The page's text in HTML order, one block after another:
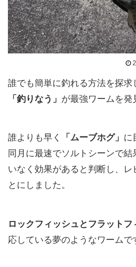
誰でも簡単に釣れる方法を探求
「釣りなう」 が最強ワームを発
誰よりも早く 「ムーブホグ」 に
同月に最速でソルトシーンで
いなく効果があると判断し、レ
とにしました。
ロックフィッシュとフラットフ
応している夢のようなワームで